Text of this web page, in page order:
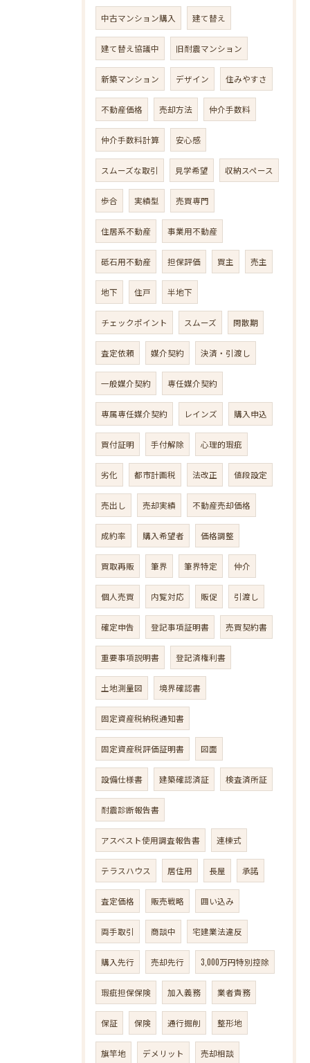
中古マンション購入 建て替え
建て替え協議中 旧耐震マンション
新築マンション デザイン 住みやすさ
不動産価格 売却方法 仲介手数料
仲介手数料計算 安心感
スムーズな取引 見学希望 収納スペース
歩合 実績型 売買専門
住居系不動産 事業用不動産
砥石用不動産 担保評価 買主 売主
地下 住戸 半地下
チェックポイント スムーズ 閑散期
査定依頼 媒介契約 決済・引渡し
一般媒介契約 専任媒介契約
専属専任媒介契約 レインズ 購入申込
買付証明 手付解除 心理的瑕疵
劣化 都市計画税 法改正 値段設定
売出し 売却実績 不動産売却価格
成約率 購入希望者 価格調整
買取再販 筆界 筆界特定 仲介
個人売買 内覧対応 販促 引渡し
確定申告 登記事項証明書 売買契約書
重要事項説明書 登記済権利書
土地測量図 境界確認書
固定資産税納税通知書
固定資産税評価証明書 図面
設備仕様書 建築確認済証 検査済所証
耐震診断報告書
アスベスト使用調査報告書 連棟式
テラスハウス 居住用 長屋 承諾
査定価格 販売戦略 囲い込み
両手取引 商談中 宅建業法違反
購入先行 売却先行 3,000万円特別控除
瑕疵担保保険 加入義務 業者責務
保証 保険 通行掘削 整形地
旗竿地 デメリット 売却相談